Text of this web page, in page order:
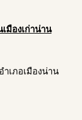
มืองเก่าน่าน
เภอเมืองน่าน